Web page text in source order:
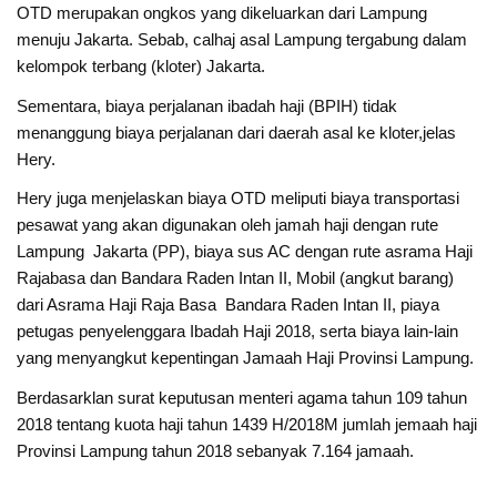
OTD merupakan ongkos yang dikeluarkan dari Lampung
menuju Jakarta. Sebab, calhaj asal Lampung tergabung dalam
kelompok terbang (kloter) Jakarta.
Sementara, biaya perjalanan ibadah haji (BPIH) tidak
menanggung biaya perjalanan dari daerah asal ke kloter,jelas
Hery.
Hery juga menjelaskan biaya OTD meliputi biaya transportasi
pesawat yang akan digunakan oleh jamah haji dengan rute
Lampung Jakarta (PP), biaya sus AC dengan rute asrama Haji
Rajabasa dan Bandara Raden Intan II, Mobil (angkut barang)
dari Asrama Haji Raja Basa Bandara Raden Intan II, piaya
petugas penyelenggara Ibadah Haji 2018, serta biaya lain-lain
yang menyangkut kepentingan Jamaah Haji Provinsi Lampung.
Berdasarklan surat keputusan menteri agama tahun 109 tahun
2018 tentang kuota haji tahun 1439 H/2018M jumlah jemaah haji
Provinsi Lampung tahun 2018 sebanyak 7.164 jamaah.